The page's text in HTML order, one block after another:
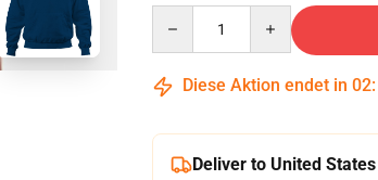
Diese Aktion endet in 02:
Deliver to United States